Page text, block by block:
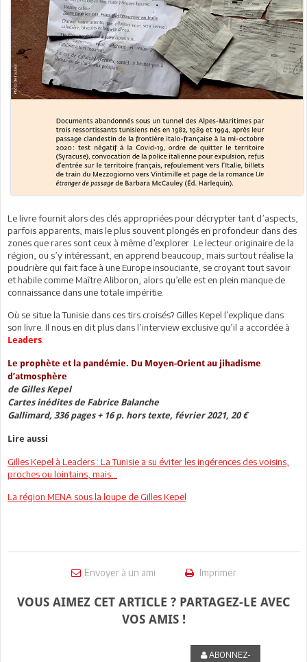
Le livre fournit alors des clés appropriées pour décrypter tant d’aspects,
parfois apparents, mais le plus souvent plongés en profondeur dans des
zones que rares sont ceux à même d’explorer. Le lecteur originaire de la
région, ou s’y intéressant, en apprend beaucoup, mais surtout réalise la
poudrière qui fait face à une Europe insouciante, se croyant tout savoir
et habile comme Maître Aliboron, alors qu’elle est en plein manque de
connaissance dans une totale impéritie.
Où se situe la Tunisie dans ces tirs croisés? Gilles Kepel l’explique dans
son livre. Il nous en dit plus dans l’interview exclusive qu’il a accordée à
Leaders.
Le prophète et la pandémie. Du Moyen-Orient au jihadisme
d’atmosphère
de Gilles Kepel
Cartes inédites de Fabrice Balanche
Gallimard, 336 pages + 16 p. hors texte, février 2021, 20 €
Lire aussi
Gilles Kepel à Leaders : La Tunisie a su éviter les ingérences des voisins,
proches ou lointains, mais...
La région MENA sous la loupe de Gilles Kepel
Envoyer à un ami Imprimer
VOUS AIMEZ CET ARTICLE ? PARTAGEZ-LE AVEC
VOS AMIS !
ABONNEZ-